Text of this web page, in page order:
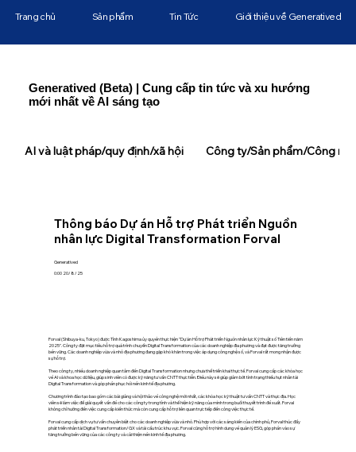
Generatived (Beta) | Cung cấp tin tức và xu hướng
mới nhất về AI sáng tạo
Thông báo Dự án Hỗ trợ Phát triển Nguồn
nhân lực Digital Transformation Forval
Generatived
0:00 20/8/25
Forval (Shibuya-ku, Tokyo) được Tỉnh Kagoshima ủy quyền thực hiện "Dự án Hỗ trợ Phát triển Nguồn nhân lực Kỹ thuật số Tiên tiến năm
2025". Công ty đặt mục tiêu hỗ trợ quá trình chuyển Digital Transformation của các doanh nghiệp địa phương và đạt được tăng trưởng
bền vững. Các doanh nghiệp vừa và nhỏ địa phương đang gặp khó khăn trong việc áp dụng công nghệ số, và Forval rất mong nhận được
sự hỗ trợ.
Theo công ty, nhiều doanh nghiệp quan tâm đến Digital Transformation nhưng chưa thể triển khai thực tế. Forval cung cấp các khóa học
về AI và khoa học dữ liệu, giúp sinh viên có được kỹ năng tư vấn CNTT thực tiễn. Điều này sẽ giúp giảm bớt tình trạng thiếu hụt nhân tài
Digital Transformation và góp phần phục hồi nền kinh tế địa phương.
Chương trình đào tạo bao gồm các bài giảng và hội thảo về công nghệ mới nhất, các khóa học kỹ thuật tư vấn CNTT và thực địa. Học
viên sẽ làm việc để giải quyết vấn đề cho các công ty trong tỉnh và thể hiện kỹ năng của mình trong buổi thuyết trình đề xuất. Forval
không chỉ hướng đến việc cung cấp kiến thức mà còn cung cấp hỗ trợ liên quan trực tiếp đến công việc thực tế.
Forval cung cấp dịch vụ tư vấn chuyên biệt cho các doanh nghiệp vừa và nhỏ. Phù hợp với các sáng kiến của chính phủ, Forval thúc đẩy
phát triển nhân tài Digital Transformation/GX và tái cấu trúc khu vực. Forval cũng hỗ trợ hình dung về quản lý ESG, góp phần vào sự
tăng trưởng bền vững của các công ty và cải thiện nền kinh tế địa phương.
Trang chủ Sản phẩm Tin Tức Giới thiệu về Generatived
AI và luật pháp/quy định/xã hội Công ty/Sản phẩm/Công